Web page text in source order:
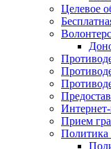
Целевое
Прием
Политика